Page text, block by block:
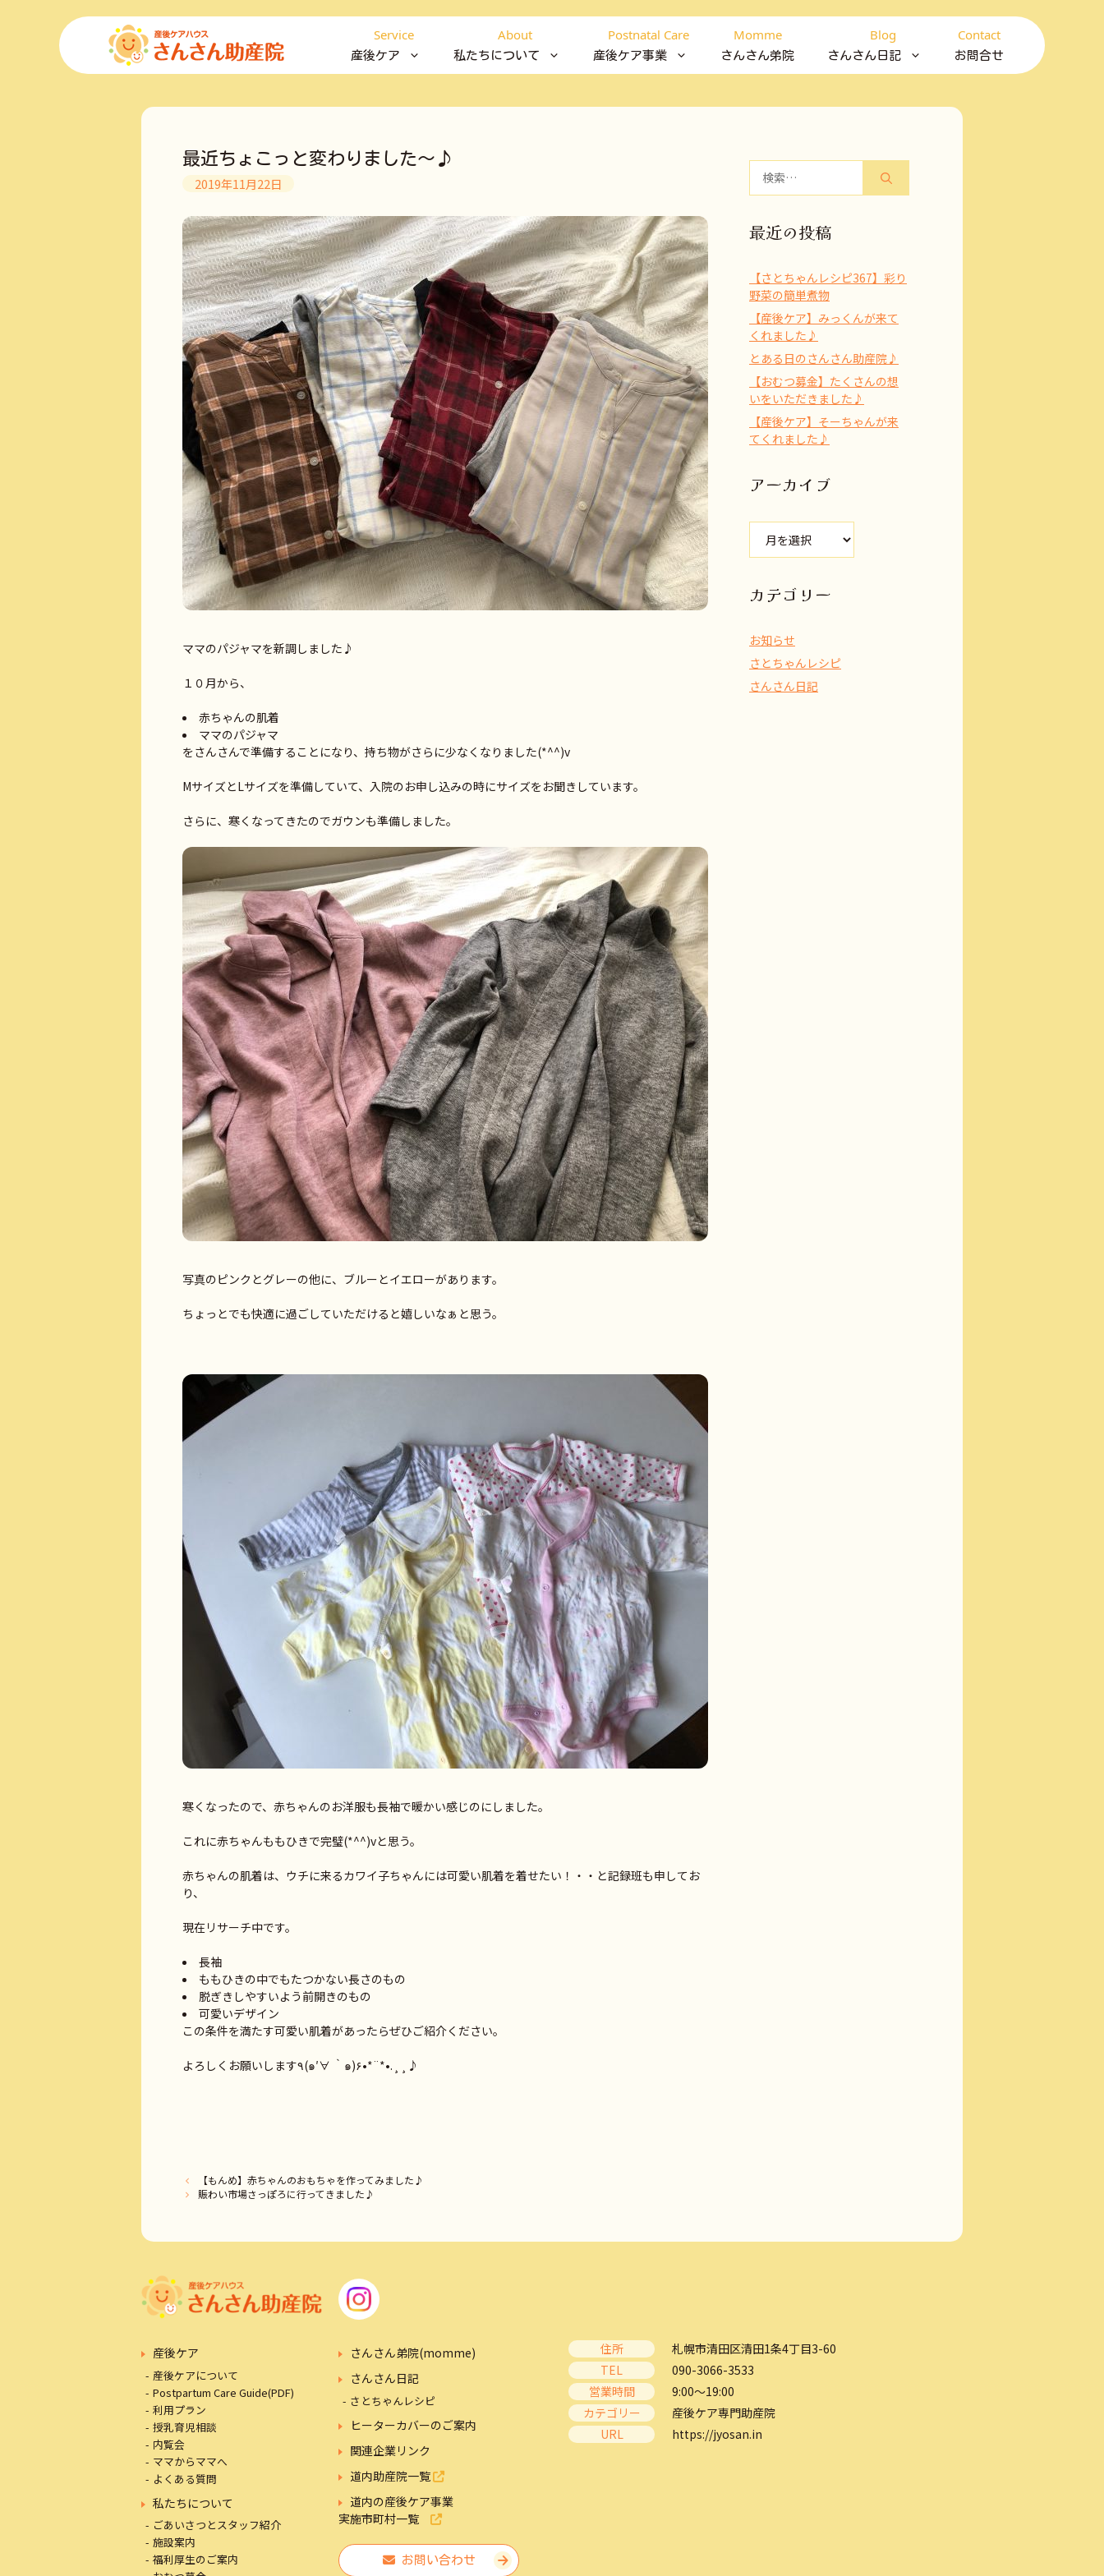
Service
産後ケア
About
私たちについて
Postnatal Care
産後ケア事業
Momme
さんさん弟院
Blog
さんさん日記
Contact
お問合せ
最近ちょこっと変わりました～♪
2019年11月22日
ママのパジャマを新調しました♪
１０月から、
赤ちゃんの肌着
ママのパジャマ
をさんさんで準備することになり、持ち物がさらに少なくなりました(*^^)v
MサイズとLサイズを準備していて、入院のお申し込みの時にサイズをお聞きしています。
さらに、寒くなってきたのでガウンも準備しました。
写真のピンクとグレーの他に、ブルーとイエローがあります。
ちょっとでも快適に過ごしていただけると嬉しいなぁと思う。
寒くなったので、赤ちゃんのお洋服も長袖で暖かい感じのにしました。
これに赤ちゃんももひきで完璧(*^^)vと思う。
赤ちゃんの肌着は、ウチに来るカワイ子ちゃんには可愛い肌着を着せたい！・・と記録班も申してお
り、
現在リサーチ中です。
長袖
ももひきの中でもたつかない長さのもの
脱ぎきしやすいよう前開きのもの
可愛いデザイン
この条件を満たす可愛い肌着があったらぜひご紹介ください。
よろしくお願いします٩(๑′∀ ‵๑)۶•*¨*•.¸¸♪
【もんめ】赤ちゃんのおもちゃを作ってみました♪
賑わい市場さっぽろに行ってきました♪
最近の投稿
【さとちゃんレシピ367】彩り
野菜の簡単煮物
【産後ケア】みっくんが来て
くれました♪
とある日のさんさん助産院♪
【おむつ募金】たくさんの想
いをいただきました♪
【産後ケア】そーちゃんが来
てくれました♪
アーカイブ
ブ
カテゴリー
お知らせ
さとちゃんレシピ
さんさん日記
産後ケア
産後ケアについて
Postpartum Care Guide(PDF)
利用プラン
授乳育児相談
内覧会
ママからママへ
よくある質問
私たちについて
ごあいさつとスタッフ紹介
施設案内
福利厚生のご案内
さんさん弟院(momme)
さんさん日記
さとちゃんレシピ
ヒーターカバーのご案内
関連企業リンク
道内助産院一覧
道内の産後ケア事業
実施市町村一覧
お問い合わせ
住所
札幌市清田区清田1条4丁目3-60
TEL
090-3066-3533
営業時間
9:00～19:00
カテゴリー
産後ケア専門助産院
URL
https://jyosan.in